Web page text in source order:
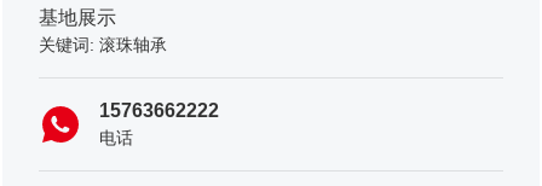
基地展示
关键词: 滚珠轴承
15763662222
电话